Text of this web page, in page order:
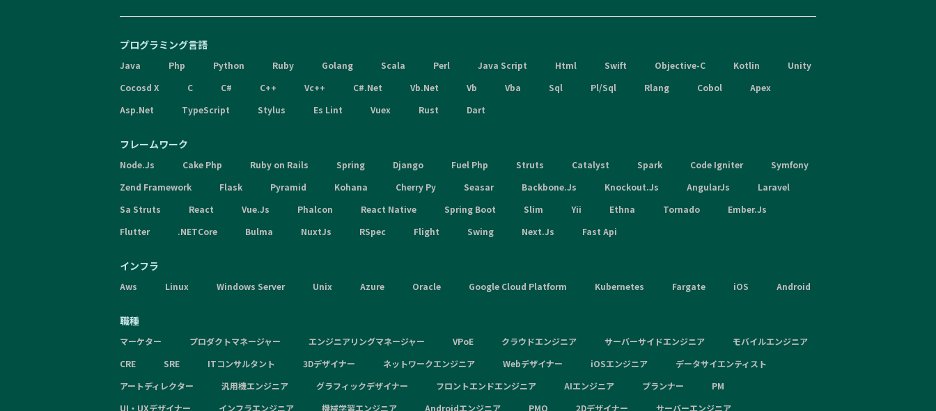
プログラミング言語
Java Php Python Ruby Golang Scala Perl Java Script Html Swift Objective-C Kotlin
Unity
Cocosd X
C C# C++ Vc++ C#.Net Vb.Net Vb Vba Sql Pl/Sql Rlang Cobol
Apex
Asp.Net
TypeScript Stylus Es Lint Vuex Rust Dart
フレームワーク
Node.Js Cake Php Ruby on Rails Spring Django Fuel Php Struts Catalyst Spark Code Igniter
Symfony
Zend Framework
Flask Pyramid Kohana Cherry Py Seasar Backbone.Js Knockout.Js AngularJs
Laravel
Sa Struts
React Vue.Js Phalcon React Native Spring Boot Slim Yii Ethna Tornado
Ember.Js
Flutter
.NETCore Bulma NuxtJs RSpec Flight Swing Next.Js Fast Api
インフラ
Aws Linux Windows Server Unix Azure Oracle Google Cloud Platform Kubernetes Fargate iOS Android
職種
マーケター プロダクトマネージャー エンジニアリングマネージャー VPoE クラウドエンジニア サーバーサイドエンジニア
モバイルエンジニア
CRE
SRE ITコンサルタント 3Dデザイナー ネットワークエンジニア Webデザイナー iOSエンジニア
データサイエンティスト
アートディレクター
汎用機エンジニア グラフィックデザイナー フロントエンドエンジニア AIエンジニア プランナー
PM
UI・UXデザイナー
インフラエンジニア 機械学習エンジニア Androidエンジニア PMO 2Dデザイナー サーバーエンジニア